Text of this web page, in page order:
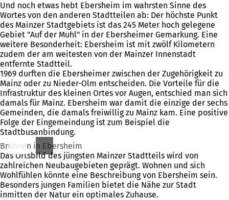
Und noch etwas hebt Ebersheim im wahrsten Sinne des
Wortes von den anderen Stadtteilen ab: Der höchste Punkt
des Mainzer Stadtgebiets ist das 245 Meter hoch gelegene
Gebiet "Auf der Muhl" in der Ebersheimer Gemarkung. Eine
weitere Besonderheit: Ebersheim ist mit zwölf Kilometern
zudem der am weitesten von der Mainzer Innenstadt
entfernte Stadtteil.
1969 durften die Ebersheimer zwischen der Zugehörigkeit zu
Mainz oder zu Nieder-Olm entscheiden. Die Vorteile für die
Infrastruktur des kleinen Ortes vor Augen, entschied man sich
damals für Mainz. Ebersheim war damit die einzige der sechs
Gemeinden, die damals freiwillig zu Mainz kam. Eine positive
Folge der Eingemeindung ist zum Beispiel die
Stadtbusanbindung.
Brunnen in Ebersheim
Das Ortsbild des jüngsten Mainzer Stadtteils wird von
zahlreichen Neubaugebieten geprägt. Wohnen und sich
Wohlfühlen könnte eine Beschreibung von Ebersheim sein.
Besonders jungen Familien bietet die Nähe zur Stadt
inmitten der Natur ein optimales Zuhause.